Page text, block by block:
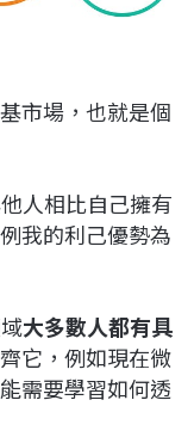
市場，也就是個
人相比自己擁有
我的利己優勢為
大多數人都有具
它，例如現在微
需要學習如何透